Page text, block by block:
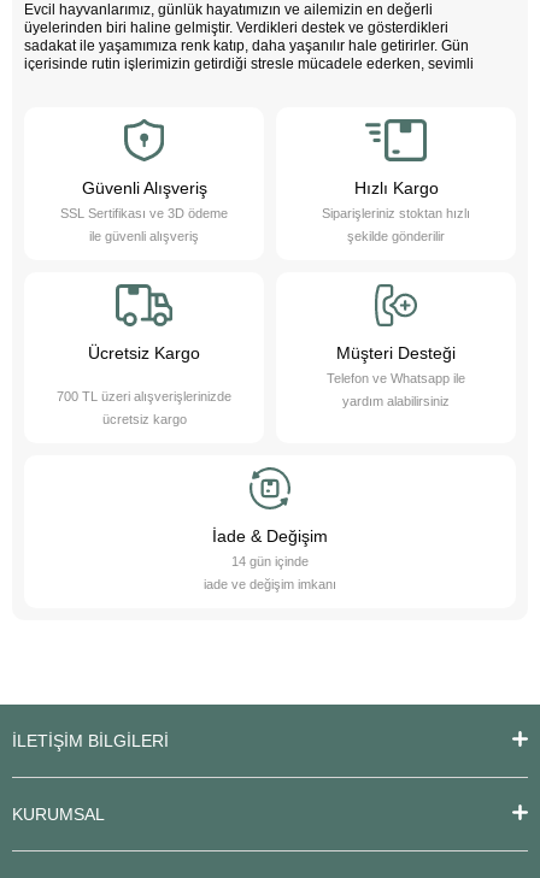
Evcil hayvanlarımız, günlük hayatımızın ve ailemizin en değerli
üyelerinden biri haline gelmiştir. Verdikleri destek ve gösterdikleri
sadakat ile yaşamımıza renk katıp, daha yaşanılır hale getirirler. Gün
içerisinde rutin işlerimizin getirdiği stresle mücadele ederken, sevimli
ve duygusal açıdan güçlü bireyler olurlar.
Evcil hayvanlarımız sayesinde daha sağlıklı bir yaşam süreriz; düzenli
egzersiz yapmamızı teşvik eder ve hayatımızı daha düzenli hale
getirmemize yardımcı olurlar. Bu sevimli dostlarımızı yakından tanımak
Pet Asya Online Petshop olarak, evcil hayvanlarımızın bize sağladığı bu
bakım ürünleri sunarak destek oluyoruz. Online petshop olarak, evcil
hayvanlarınıza gerekli olan her türlü ürün ve hizmeti hassasiyetle
sağlamaktan gurur duyuyoruz. Bizimle, sevimli dostlarınızın ihtiyaçlarını
karşılayabilir ve onların yaşam kalitesini artırabilirsiniz.
Güvenli Alışveriş
SSL Sertifikası ve 3D ödeme
ile güvenli alışveriş
Hızlı Kargo
Siparişleriniz stoktan hızlı
şekilde gönderilir
Ücretsiz Kargo
700 TL üzeri alışverişlerinizde
ücretsiz kargo
Müşteri Desteği
Telefon ve Whatsapp ile
yardım alabilirsiniz
İade & Değişim
14 gün içinde
iade ve değişim imkanı
İLETİŞİM BİLGİLERİ
KURUMSAL